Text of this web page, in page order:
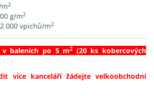
2
g/m2
000 vpichů/m2
v baleních po 5 m2 (20 ks kobercových
více kanceláří žádejte velkoobchodní